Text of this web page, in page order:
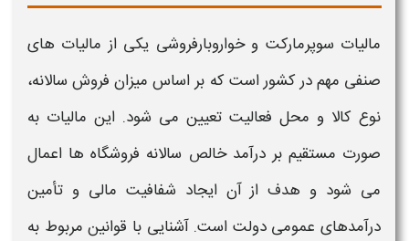
مالیات سوپرمارکت و خواروبارفروشی یکی از مالیات های
صنفی مهم در کشور است که بر اساس میزان فروش سالانه،
نوع کالا و محل فعالیت تعیین می شود. این مالیات به
صورت مستقیم بر درآمد خالص سالانه فروشگاه ها اعمال
می شود و هدف از آن ایجاد شفافیت مالی و تأمین
درآمدهای عمومی دولت است. آشنایی با قوانین مربوط به